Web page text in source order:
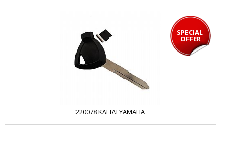
SPECIAL
OFFER
220078 ΚΛΕΙΔΙ YAMAHA